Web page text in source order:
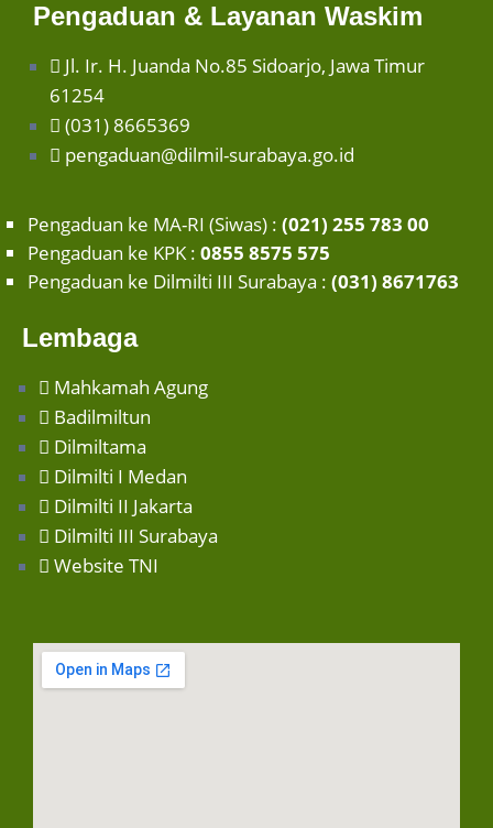
Pengaduan & Layanan Waskim
Jl. Ir. H. Juanda No.85 Sidoarjo, Jawa Timur
61254
(031) 8665369
pengaduan@dilmil-surabaya.go.id
Pengaduan ke MA-RI (Siwas) : (021) 255 783 00
Pengaduan ke KPK : 0855 8575 575
Pengaduan ke Dilmilti III Surabaya : (031) 8671763
Lembaga
Mahkamah Agung
Badilmiltun
Dilmiltama
Dilmilti I Medan
Dilmilti II Jakarta
Dilmilti III Surabaya
Website TNI